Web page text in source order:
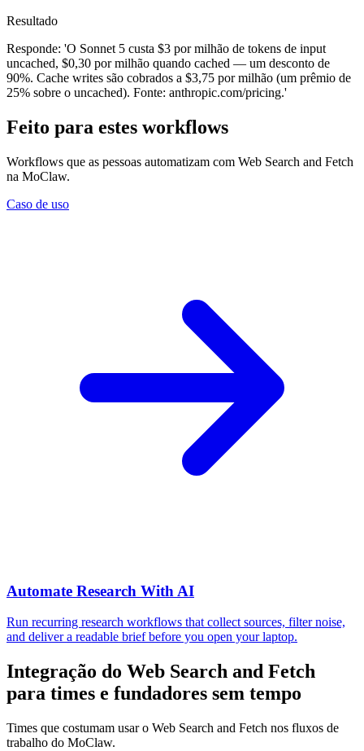
Resultado
Responde: 'O Sonnet 5 custa $3 por milhão de tokens de input
uncached, $0,30 por milhão quando cached — um desconto de
90%. Cache writes são cobrados a $3,75 por milhão (um prêmio de
25% sobre o uncached). Fonte: anthropic.com/pricing.'
Feito para estes workflows
Workflows que as pessoas automatizam com Web Search and Fetch
na MoClaw.
Caso de uso
Automate Research With AI
Run recurring research workflows that collect sources, filter noise,
and deliver a readable brief before you open your laptop.
Integração do Web Search and Fetch
para times e fundadores sem tempo
Times que costumam usar o Web Search and Fetch nos fluxos de
trabalho do MoClaw.